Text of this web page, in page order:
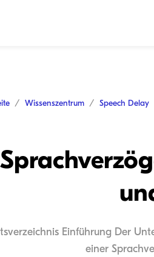
Wissenszentrum Speech Delay
Einführung Der
einer